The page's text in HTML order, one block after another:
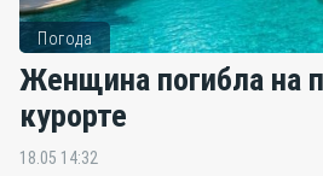
Погода
Женщина погибла на
курорте
18.05 14:32